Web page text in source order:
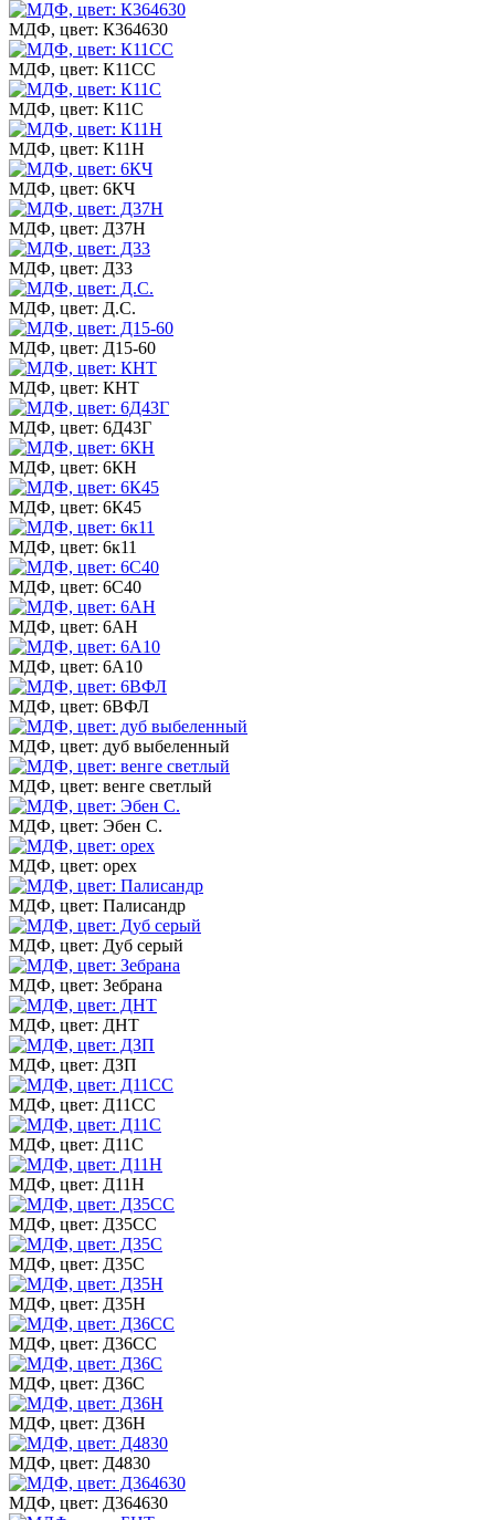
МДФ, цвет: К364630
МДФ, цвет: К11СС
МДФ, цвет: К11С
МДФ, цвет: К11Н
МДФ, цвет: 6КЧ
МДФ, цвет: Д37Н
МДФ, цвет: Д33
МДФ, цвет: Д.С.
МДФ, цвет: Д15-60
МДФ, цвет: КНТ
МДФ, цвет: 6Д43Г
МДФ, цвет: 6КН
МДФ, цвет: 6К45
МДФ, цвет: 6к11
МДФ, цвет: 6С40
МДФ, цвет: 6АН
МДФ, цвет: 6А10
МДФ, цвет: 6ВФЛ
МДФ, цвет: дуб выбеленный
МДФ, цвет: венге светлый
МДФ, цвет: Эбен С.
МДФ, цвет: орех
МДФ, цвет: Палисандр
МДФ, цвет: Дуб серый
МДФ, цвет: Зебрана
МДФ, цвет: ДНТ
МДФ, цвет: ДЗП
МДФ, цвет: Д11СС
МДФ, цвет: Д11С
МДФ, цвет: Д11Н
МДФ, цвет: Д35СС
МДФ, цвет: Д35С
МДФ, цвет: Д35Н
МДФ, цвет: Д36СС
МДФ, цвет: Д36С
МДФ, цвет: Д36Н
МДФ, цвет: Д4830
МДФ, цвет: Д364630